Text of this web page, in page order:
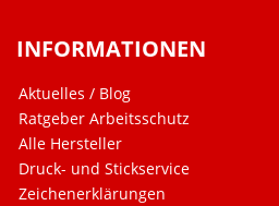
INFORMATIONEN
Aktuelles / Blog
Ratgeber Arbeitsschutz
Alle Hersteller
Druck- und Stickservice
Zeichenerklärungen